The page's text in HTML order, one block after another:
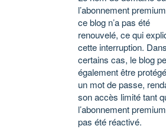
l’abonnement
ce blog n’a pas été
renouvelé, ce qui
cette interruption. Dans
certains cas, le blog
également être
un mot de passe,
son accès limité tant
l’abonnement
pas été réactivé.